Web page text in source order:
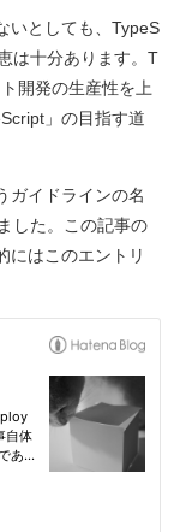
いとしても、TypeS
は十分あります。T
開発の生産性を上
」の目指す道
ガイドラインの名
した。この記事の
にはこのエントリ